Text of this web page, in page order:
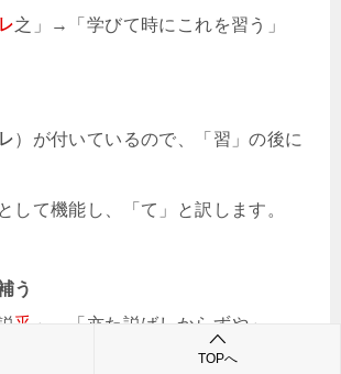
㆑之」→「学びて時にこれを習う」
）が付いているので、「習」の後に
して機能し、「て」と訳します。
う
乎 」→「亦た説ばしからずや」
TOPへ